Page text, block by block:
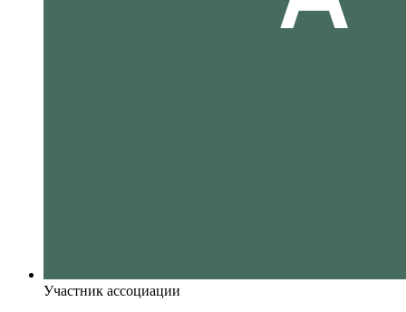
Участник ассоциации